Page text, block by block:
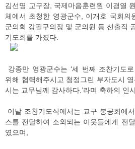
김선명 교구장, 국제마음훈련원 이경열
체에서 초청한 영광군수, 이개호 국회의
군의회 강필구의장 및 군의원 등 선출직
기도회를 가졌다.
강종만 영광군수는 ‘세 번째 조찬기도
위해 협력해주시고 청정그린 부자도시
시는 교무님께 감사하다.’라며 축하의 인
이날 조찬기도식에서는 교구 봉공회에
스를 전달하여 소외되는 이웃들에게 전
였으며,